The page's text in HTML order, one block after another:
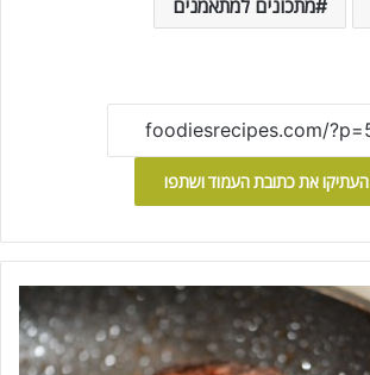
מתכונים למתאמנים
העתיקו את כתובת העמוד ושתפו